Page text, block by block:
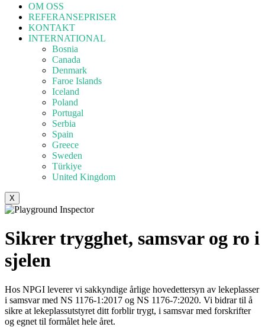
OM OSS
REFERANSEPRISER
KONTAKT
INTERNATIONAL
Bosnia
Canada
Denmark
Faroe Islands
Iceland
Poland
Portugal
Serbia
Spain
Greece
Sweden
Türkiye
United Kingdom
X
Sikrer trygghet, samsvar og ro i
sjelen
Hos NPGI leverer vi sakkyndige årlige hovedettersyn av lekeplasser
i samsvar med NS 1176-1:2017 og NS 1176-7:2020. Vi bidrar til å
sikre at lekeplassutstyret ditt forblir trygt, i samsvar med forskrifter
og egnet til formålet hele året.